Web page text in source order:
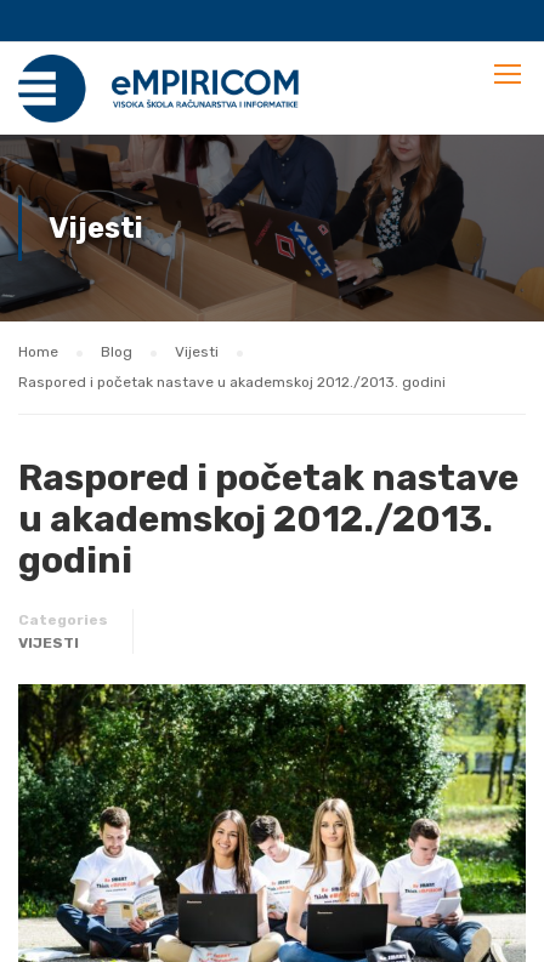
Vijesti
Home Blog
Vijesti
Raspored i početak nastave u akademskoj 2012./2013. godini
Raspored i početak nastave
u akademskoj 2012./2013.
godini
Categories
VIJESTI